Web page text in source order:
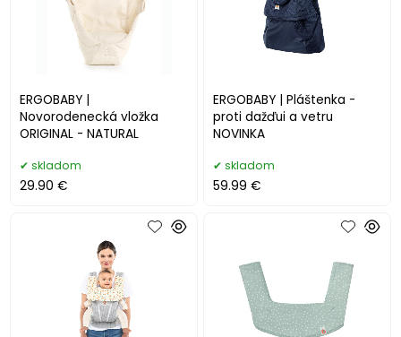
ERGOBABY |
Novorodenecká vložka
ORIGINAL - NATURAL
skladom
29.90 €
ERGOBABY | Pláštenka -
proti dažďui a vetru
NOVINKA
skladom
59.99 €